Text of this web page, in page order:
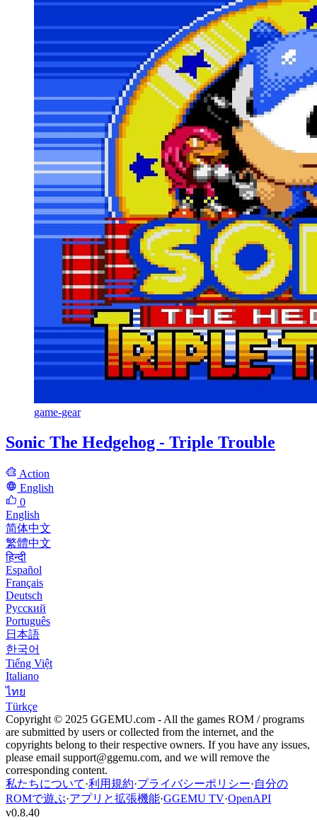
game-gear
Sonic The Hedgehog - Triple Trouble
Action
English
0
English
简体中文
繁體中文
हिन्दी
Español
Français
Deutsch
Русский
Português
日本語
한국어
Tiếng Việt
Italiano
ไทย
Türkçe
Copyright © 2025 GGEMU.com - All the games ROM / programs
are submitted by users or collected from the internet, and the
copyrights belong to their respective owners. If you have any issues,
please email support@ggemu.com, and we will remove the
corresponding content.
私たちについて·利用規約·プライバシーポリシー·自分の
ROMで遊ぶ·アプリと拡張機能·GGEMU TV·OpenAPI
v0.8.40